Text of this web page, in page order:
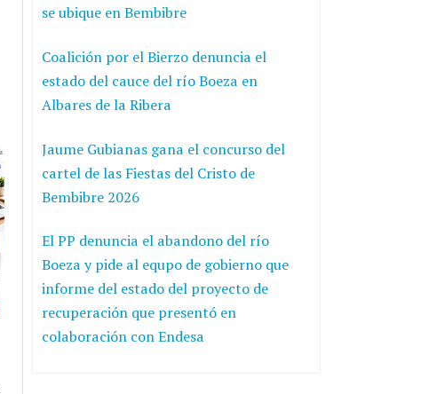
se ubique en Bembibre
Coalición por el Bierzo denuncia el
estado del cauce del río Boeza en
Albares de la Ribera
Jaume Gubianas gana el concurso del
cartel de las Fiestas del Cristo de
Bembibre 2026
El PP denuncia el abandono del río
Boeza y pide al equpo de gobierno que
informe del estado del proyecto de
recuperación que presentó en
colaboración con Endesa